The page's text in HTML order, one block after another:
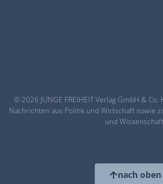
© 2026 JUNGE FREIHEIT Verlag GmbH &
Nachrichten aus Politik und Wirtschaft sowie
und
nach oben